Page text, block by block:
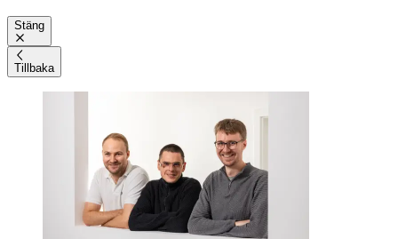
Stäng
Tillbaka